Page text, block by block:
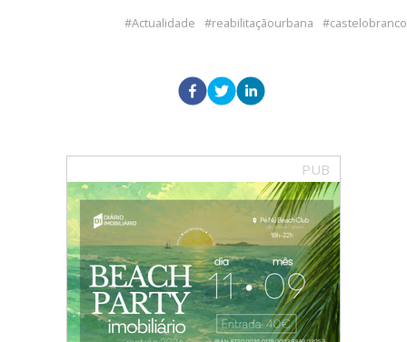
Actualidade reabilitaçãourbana castelobranco
PUB